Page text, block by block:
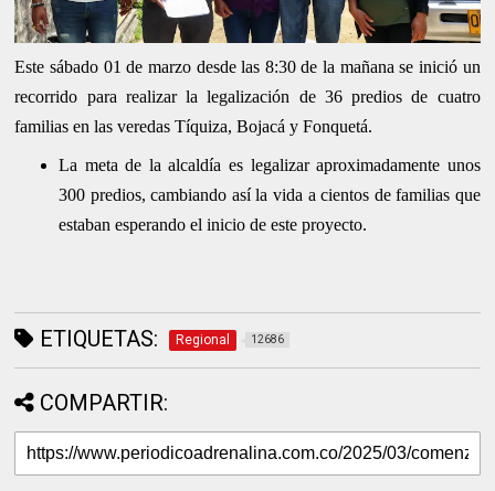
Este sábado 01 de marzo desde las 8:30 de la mañana se inició un
recorrido para realizar la legalización de 36 predios de cuatro
familias en las veredas Tíquiza, Bojacá y Fonquetá.
La meta de la alcaldía es legalizar aproximadamente unos
300 predios, cambiando así la vida a cientos de familias que
estaban esperando el inicio de este proyecto.
ETIQUETAS: Regional 12686
COMPARTIR: